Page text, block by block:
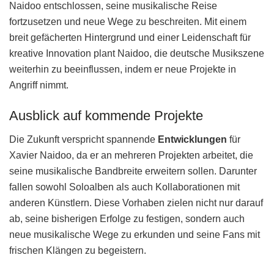
Naidoo entschlossen, seine musikalische Reise
fortzusetzen und neue Wege zu beschreiten. Mit einem
breit gefächerten Hintergrund und einer Leidenschaft für
kreative Innovation plant Naidoo, die deutsche Musikszene
weiterhin zu beeinflussen, indem er neue Projekte in
Angriff nimmt.
Ausblick auf kommende Projekte
Die Zukunft verspricht spannende Entwicklungen für
Xavier Naidoo, da er an mehreren Projekten arbeitet, die
seine musikalische Bandbreite erweitern sollen. Darunter
fallen sowohl Soloalben als auch Kollaborationen mit
anderen Künstlern. Diese Vorhaben zielen nicht nur darauf
ab, seine bisherigen Erfolge zu festigen, sondern auch
neue musikalische Wege zu erkunden und seine Fans mit
frischen Klängen zu begeistern.